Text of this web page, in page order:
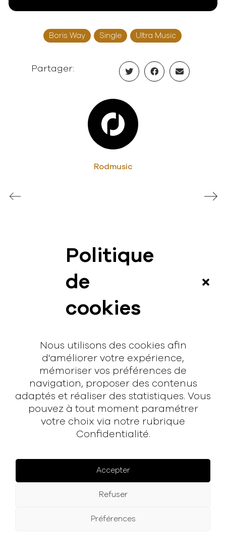
Politique
de
cookies
Nous utilisons des cookies afin
d'améliorer votre expérience,
mémoriser vos préférences de
navigation, proposer des contenus
adaptés et réaliser des statistiques. Vous
pouvez à tout moment paramétrer
votre choix via notre rubrique
Confidentialité.
Accepter
Refuser
Préférences
Boris Way Single Ultra Music
Partager:
Rodmusic
Interview
Contact
hello@rodmusic.fr
SubmitHub
Groover
À propos
Mentions légales